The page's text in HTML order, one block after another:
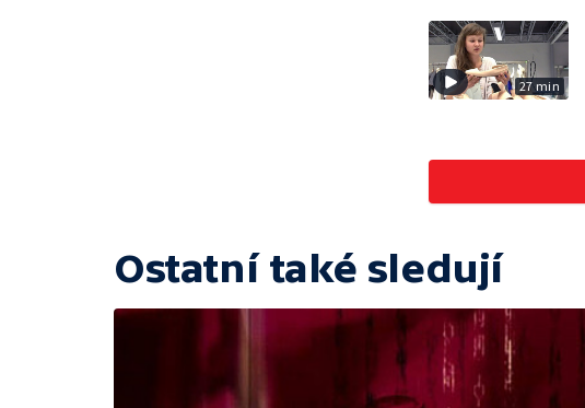
27 min
Ostatní také sledují